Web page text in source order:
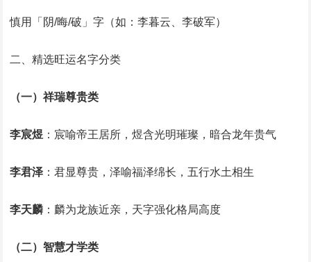
慎用「阴/晦/破」字（如：李暮云、李破军）‌
二、精选旺运名字分类
（一）祥瑞尊贵类
李宸煜 ‌：宸喻帝王居所，煜含光明璀璨，暗合龙年贵气‌
李君泽‌：君显尊贵，泽喻福泽绵长，五行水土相生‌
李天麟 ‌：麟为龙族近亲，天字强化格局高度‌
（二）智慧才学类